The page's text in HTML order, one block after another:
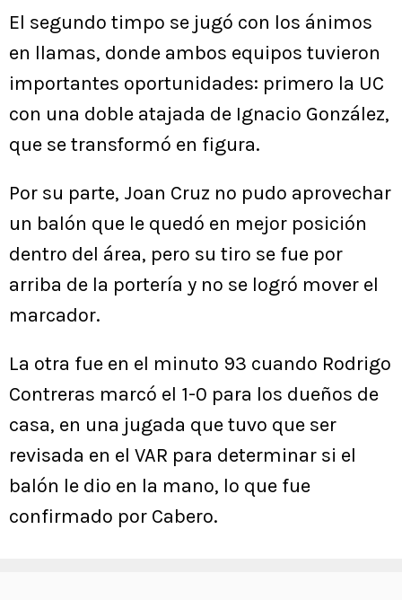
El segundo timpo se jugó con los ánimos
en llamas, donde ambos equipos tuvieron
importantes oportunidades: primero la UC
con una doble atajada de Ignacio González,
que se transformó en figura.
Por su parte, Joan Cruz no pudo aprovechar
un balón que le quedó en mejor posición
dentro del área, pero su tiro se fue por
arriba de la portería y no se logró mover el
marcador.
La otra fue en el minuto 93 cuando Rodrigo
Contreras marcó el 1-0 para los dueños de
casa, en una jugada que tuvo que ser
revisada en el VAR para determinar si el
balón le dio en la mano, lo que fue
confirmado por Cabero.